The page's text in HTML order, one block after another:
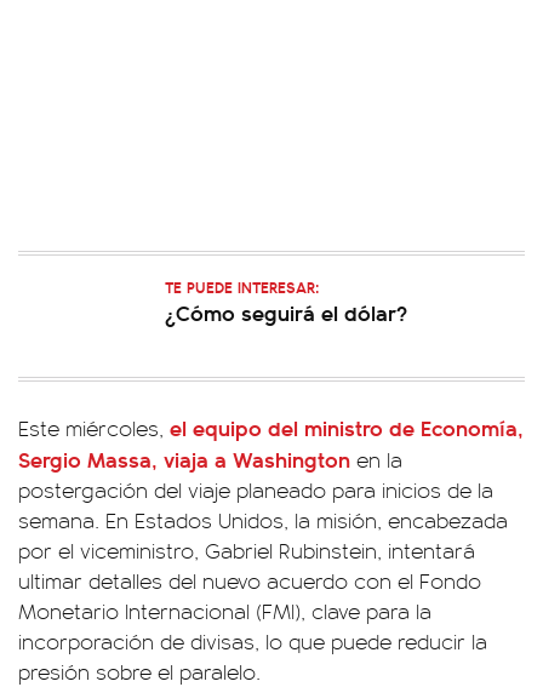
TE PUEDE INTERESAR:
¿Cómo seguirá el dólar?
Este miércoles, el equipo del ministro de Economía,
Sergio Massa, viaja a Washington en la
postergación del viaje planeado para inicios de la
semana. En Estados Unidos, la misión, encabezada
por el viceministro, Gabriel Rubinstein, intentará
ultimar detalles del nuevo acuerdo con el Fondo
Monetario Internacional (FMI), clave para la
incorporación de divisas, lo que puede reducir la
presión sobre el paralelo.